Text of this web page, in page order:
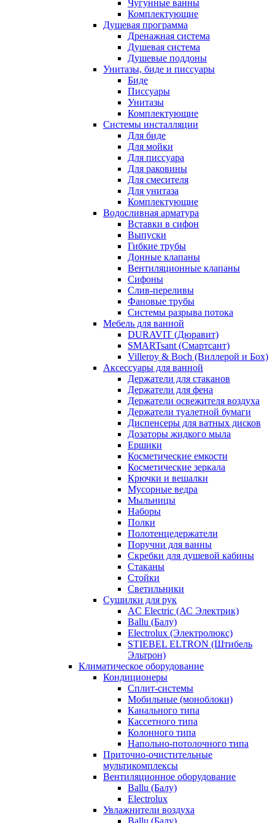
Чугунные ванны
Комплектующие
Душевая программа
Дренажная система
Душевая система
Душевые поддоны
Унитазы, биде и писсуары
Биде
Писсуары
Унитазы
Комплектующие
Системы инсталляции
Для биде
Для мойки
Для писсуара
Для раковины
Для смесителя
Для унитаза
Комплектующие
Водосливная арматура
Вставки в сифон
Выпуски
Гибкие трубы
Донные клапаны
Вентиляционные клапаны
Сифоны
Слив-переливы
Фановые трубы
Системы разрыва потока
Мебель для ванной
DURAVIT (Дюравит)
SMARTsant (Смартсант)
Villeroy & Boch (Виллерой и Бох)
Аксессуары для ванной
Держатели для стаканов
Держатели для фена
Держатели освежителя воздуха
Держатели туалетной бумаги
Диспенсеры для ватных дисков
Дозаторы жидкого мыла
Ершики
Косметические емкости
Косметические зеркала
Крючки и вешалки
Мусорные ведра
Мыльницы
Наборы
Полки
Полотенцедержатели
Поручни для ванны
Скребки для душевой кабины
Стаканы
Стойки
Светильники
Сушилки для рук
AC Electric (АС Электрик)
Ballu (Балу)
Electrolux (Электролюкс)
STIEBEL ELTRON (Штибель
Эльтрон)
Климатическое оборудование
Кондиционеры
Сплит-системы
Мобильные (моноблоки)
Канального типа
Кассетного типа
Колонного типа
Напольно-потолочного типа
Приточно-очистительные
мультикомплексы
Вентиляционное оборудование
Ballu (Балу)
Electrolux
Увлажнители воздуха
Ballu (Балу)